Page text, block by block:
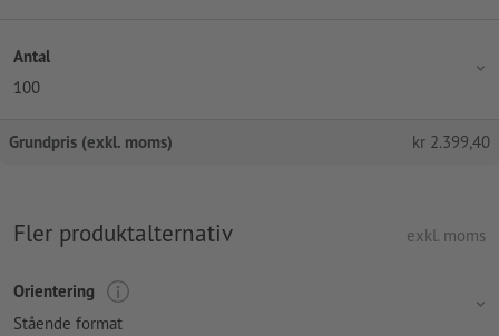
Antal
100
Grundpris (exkl. moms) kr 2.399,40
Fler produktalternativ exkl. moms
Orientering
Stående format